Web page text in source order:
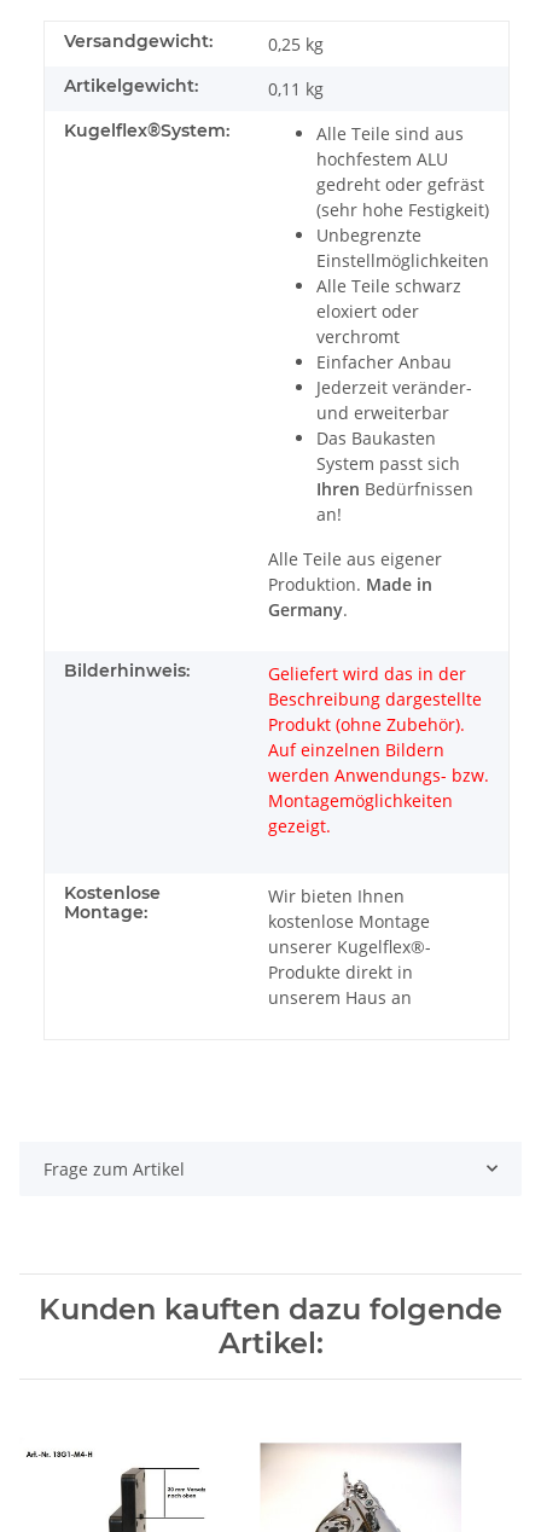
Versandgewicht: 0,25 kg
Artikelgewicht: 0,11 kg
Kugelflex®System:
Alle Teile sind aus
hochfestem ALU
gedreht oder gefräst
(sehr hohe Festigkeit)
Unbegrenzte
Einstellmöglichkeiten
Alle Teile schwarz
eloxiert oder
verchromt
Einfacher Anbau
Jederzeit veränder-
und erweiterbar
Das Baukasten
System passt sich
Ihren Bedürfnissen
an!
Alle Teile aus eigener
Produktion. Made in
Germany.
Bilderhinweis:
Geliefert wird das in der
Beschreibung dargestellte
Produkt (ohne Zubehör).
Auf einzelnen Bildern
werden Anwendungs- bzw.
Montagemöglichkeiten
gezeigt.
Kostenlose
Montage:
Wir bieten Ihnen
kostenlose Montage
unserer Kugelflex®-
Produkte direkt in
unserem Haus an
Frage zum Artikel
Kunden kauften dazu folgende
Artikel: